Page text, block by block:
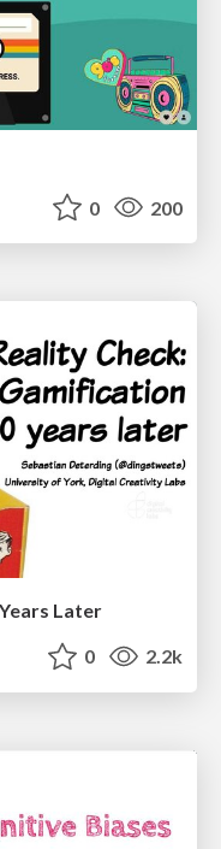
0 200
Later
0 2.2k